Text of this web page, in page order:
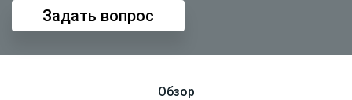
Задать вопрос
Обзор